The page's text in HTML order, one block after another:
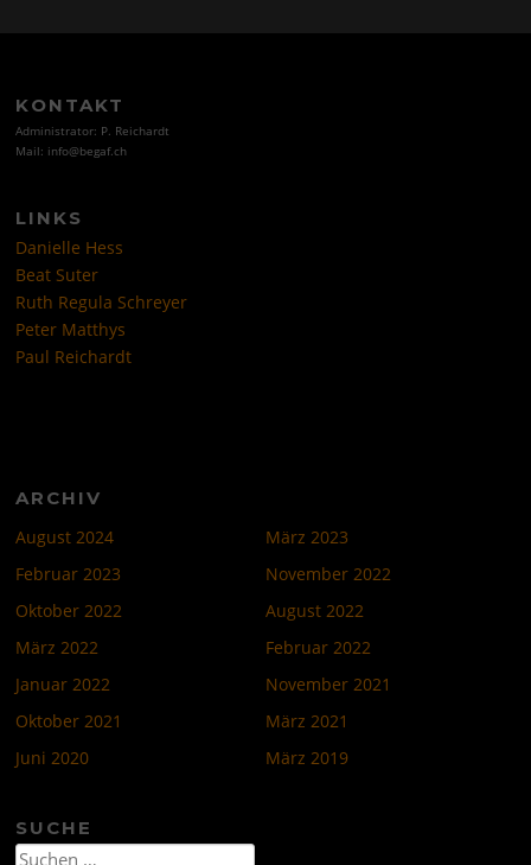
KONTAKT
Administrator: P. Reichardt
Mail: info@begaf.ch
LINKS
Danielle Hess
Beat Suter
Ruth Regula Schreyer
Peter Matthys
Paul Reichardt
ARCHIV
August 2024
März 2023
Februar 2023
November 2022
Oktober 2022
August 2022
März 2022
Februar 2022
Januar 2022
November 2021
Oktober 2021
März 2021
Juni 2020
März 2019
SUCHE
Suchen